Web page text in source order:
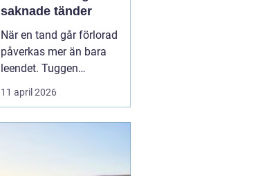
saknade tänder
När en tand går förlorad
påverkas mer än bara
leendet. Tuggen
förändras, ansiktet kan
tappa stöd och många
11 april 2026